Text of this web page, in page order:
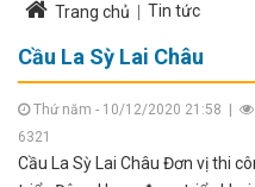
Trang chủ Tin tức
Cầu La Sỳ Lai Châu
Thứ năm - 10/12/2020 21:58
6321
Cầu La Sỳ Lai Châu Đơn vị thi